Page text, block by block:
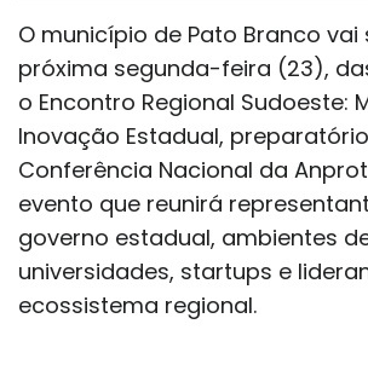
O município de Pato Branco vai
próxima segunda-feira (23), das
o Encontro Regional Sudoeste:
Inovação Estadual,
Conferência Nacional da
evento que reunirá
governo estadual, ambientes
universidades, startups e
ecossistema regional.